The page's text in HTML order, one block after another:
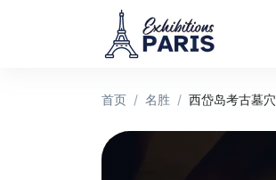
首页 名胜 西岱岛考古墓穴